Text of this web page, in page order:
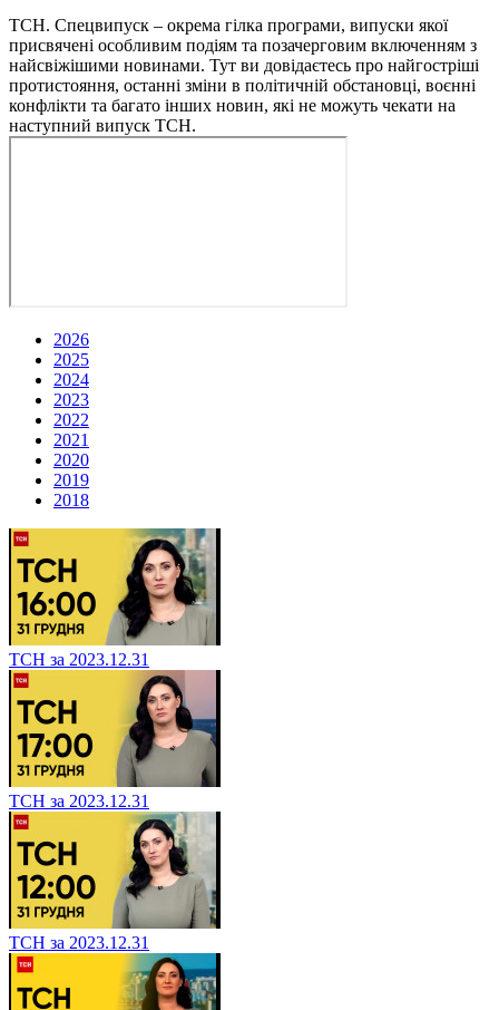
ТСН. Спецвипуск – окрема гілка програми, випуски якої
присвячені особливим подіям та позачерговим включенням з
найсвіжішими новинами. Тут ви довідаєтесь про найгостріші
протистояння, останні зміни в політичній обстановці, воєнні
конфлікти та багато інших новин, які не можуть чекати на
наступний випуск ТСН.
2026
2025
2024
2023
2022
2021
2020
2019
2018
ТСН за 2023.12.31
ТСН за 2023.12.31
ТСН за 2023.12.31